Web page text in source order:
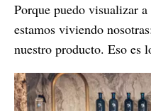
Porque puedo visualizar
estamos viviendo
nuestro producto. Eso es